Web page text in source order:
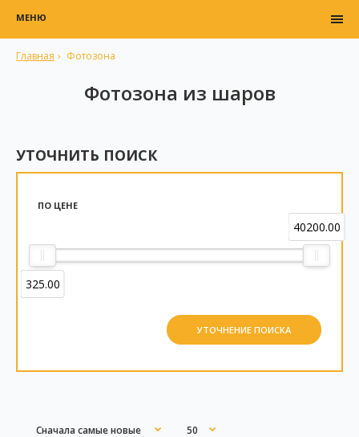
МЕНЮ
Главная Фотозона
Фотозона из шаров
УТОЧНИТЬ ПОИСК
ПО ЦЕНЕ
325.00
40200.00
УТОЧНЕНИЕ ПОИСКА